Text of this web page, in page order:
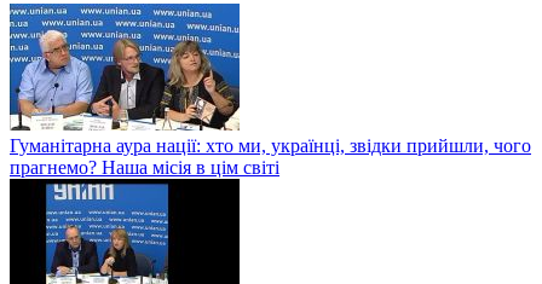
Гуманітарна аура нації: хто ми, українці, звідки прийшли, чого
прагнемо? Наша місія в цім світі